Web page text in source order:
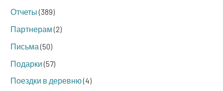
Отчеты(389)
Партнерам(2)
Письма(50)
Подарки(57)
Поездки в деревню(4)